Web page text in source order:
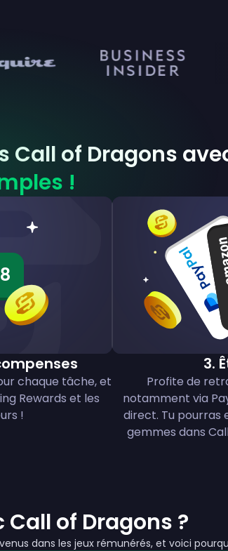
Call of Dragons
!
chaque tâche, et
Rewards et les
!
3.
Profite de
notamment via
direct. Tu pourras
gemmes dans
of Dragons ?
dans les jeux rémunérés, et voici